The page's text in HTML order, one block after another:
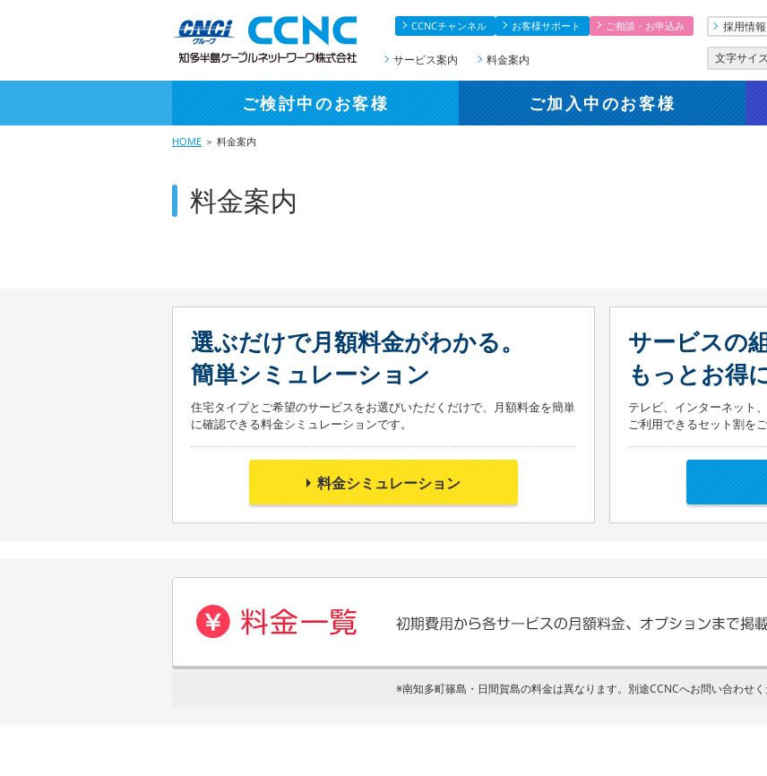
CCNCチャンネル お客様サポート ご相談・お申込み
サービス案内 料金案内
採用情報
文字サイ
ご検討中のお客様 ご加入中のお客様
HOME ＞ 料金案内
料金案内
選ぶだけで月額料金がわかる。
簡単シミュレーション
住宅タイプとご希望のサービスをお選びいただくだけで、月額料金を簡単
に確認できる料金シミュレーションです。
料金シミュレーション
サービスの
もっとお得
テレビ、インターネット
ご利用できるセット割を
※南知多町篠島・日間賀島の料金は異なります。別途CCNCへお問い合わせく